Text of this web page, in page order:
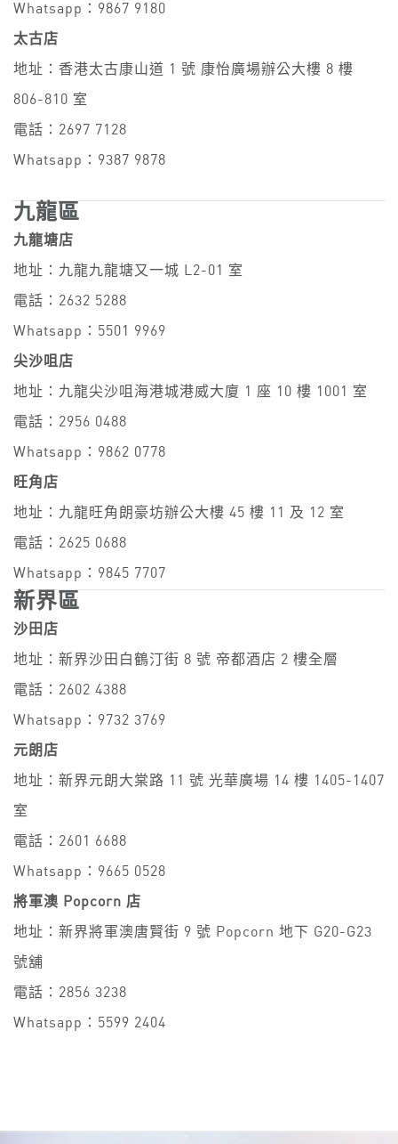
Whatsapp：9867 9180
太古店
地址：香港太古康山道 1 號 康怡廣場辦公大樓 8 樓
806-810 室
電話：2697 7128
Whatsapp：9387 9878
九龍區
九龍塘店
地址：九龍九龍塘又一城 L2-01 室
電話：2632 5288
Whatsapp：5501 9969
尖沙咀店
地址：九龍尖沙咀海港城港威大廈 1 座 10 樓 1001 室
電話：2956 0488
Whatsapp：9862 0778
旺角店
地址：九龍旺角朗豪坊辦公大樓 45 樓 11 及 12 室
電話：2625 0688
Whatsapp：9845 7707
新界區
沙田店
地址：新界沙田白鶴汀街 8 號 帝都酒店 2 樓全層
電話：2602 4388
Whatsapp：9732 3769
元朗店
地址：新界元朗大棠路 11 號 光華廣場 14 樓 1405-1407
室
電話：2601 6688
Whatsapp：9665 0528
將軍澳 Popcorn 店
地址：新界將軍澳唐賢街 9 號 Popcorn 地下 G20-G23
號舖
電話：2856 3238
Whatsapp：5599 2404